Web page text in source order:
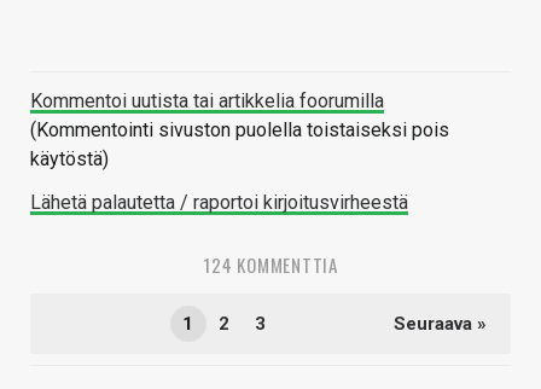
Kommentoi uutista tai artikkelia foorumilla
(Kommentointi sivuston puolella toistaiseksi pois
käytöstä)
Lähetä palautetta / raportoi kirjoitusvirheestä
124 KOMMENTTIA
1 2 3 Seuraava »